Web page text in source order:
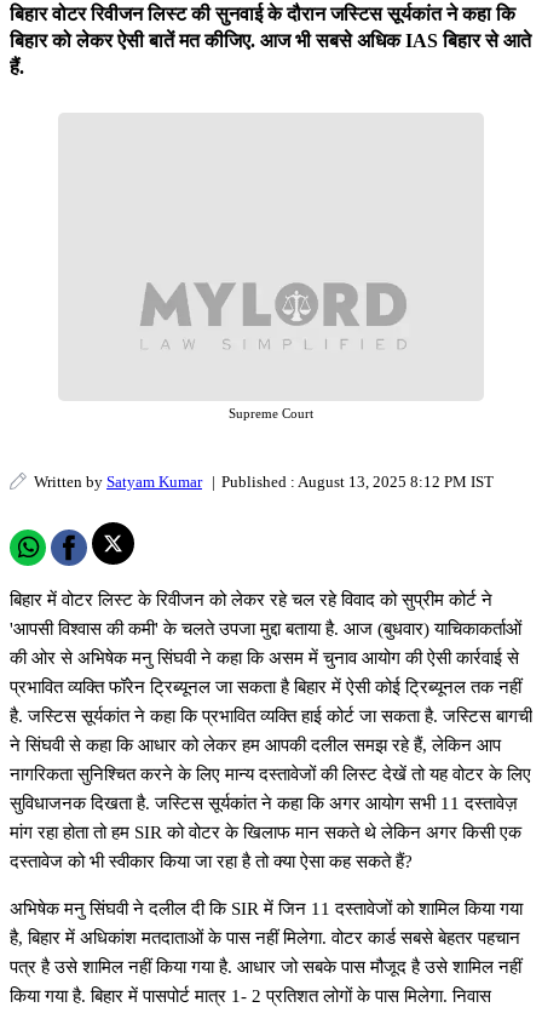
बिहार वोटर रिवीजन लिस्ट की सुनवाई के दौरान जस्टिस सूर्यकांत ने कहा कि
बिहार को लेकर ऐसी बातें मत कीजिए. आज भी सबसे अधिक IAS बिहार से आते
हैं.
Supreme Court
Written by Satyam Kumar | Published : August 13, 2025 8:12 PM IST
बिहार में वोटर लिस्ट के रिवीजन को लेकर रहे चल रहे विवाद को सुप्रीम कोर्ट ने
'आपसी विश्वास की कमी' के चलते उपजा मुद्दा बताया है. आज (बुधवार) याचिकाकर्ताओं
की ओर से अभिषेक मनु सिंघवी ने कहा कि असम में चुनाव आयोग की ऐसी कार्रवाई से
प्रभावित व्यक्ति फॉरेन ट्रिब्यूनल जा सकता है बिहार में ऐसी कोई ट्रिब्यूनल तक नहीं
है. जस्टिस सूर्यकांत ने कहा कि प्रभावित व्यक्ति हाई कोर्ट जा सकता है. जस्टिस बागची
ने सिंघवी से कहा कि आधार को लेकर हम आपकी दलील समझ रहे हैं, लेकिन आप
नागरिकता सुनिश्चित करने के लिए मान्य दस्तावेजों की लिस्ट देखें तो यह वोटर के लिए
सुविधाजनक दिखता है. जस्टिस सूर्यकांत ने कहा कि अगर आयोग सभी 11 दस्तावेज़
मांग रहा होता तो हम SIR को वोटर के खिलाफ मान सकते थे लेकिन अगर किसी एक
दस्तावेज को भी स्वीकार किया जा रहा है तो क्या ऐसा कह सकते हैं?
अभिषेक मनु सिंघवी ने दलील दी कि SIR में जिन 11 दस्तावेजों को शामिल किया गया
है, बिहार में अधिकांश मतदाताओं के पास नहीं मिलेगा. वोटर कार्ड सबसे बेहतर पहचान
पत्र है उसे शामिल नहीं किया गया है. आधार जो सबके पास मौजूद है उसे शामिल नहीं
किया गया है. बिहार में पासपोर्ट मात्र 1- 2 प्रतिशत लोगों के पास मिलेगा. निवास